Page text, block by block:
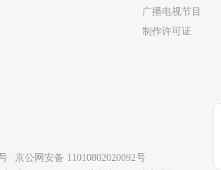
广播电视节目
制作许可证
京公网安备 11010802020092号